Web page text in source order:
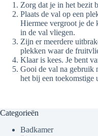
Zorg dat je in het bezit
Plaats de val op een
Hiermee vergroot je de
in de val vliegen.
Zijn er meerdere
plekken waar de
Klaar is kees. Je bent
Gooi de val na gebruik
het bij een toekomstige
Categorieën
Badkamer